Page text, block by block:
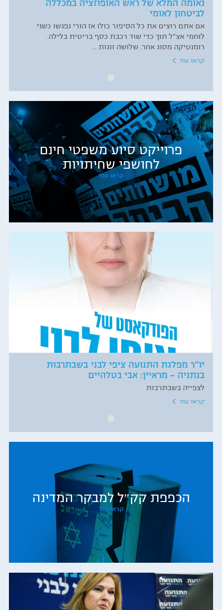
נאומה המלא של ראש האופוזציה במכללה
לביטחון לאומי
אם אתם רוצים את כל הסיפור כולו אז הורי נפגשו כשני
לוחמי אצ"ל תוך כדי שוד רכבת כסף בריטית בלילה.
רומנטיקה מסוג אחר. שלושה זוגות ...
קראו עוד
פרוייקט סיוע משפטי חינם
לחושפי שחיתויות
קראו עוד
יו"ר מפלגת התנועה ציפי לבני בשבתרבות
בנתניה – מראיין: אבי בטלהיים
לצפייה בשבתרבות
קראו עוד
הכפפת קק״ל למבקר המדינה
קראו עוד